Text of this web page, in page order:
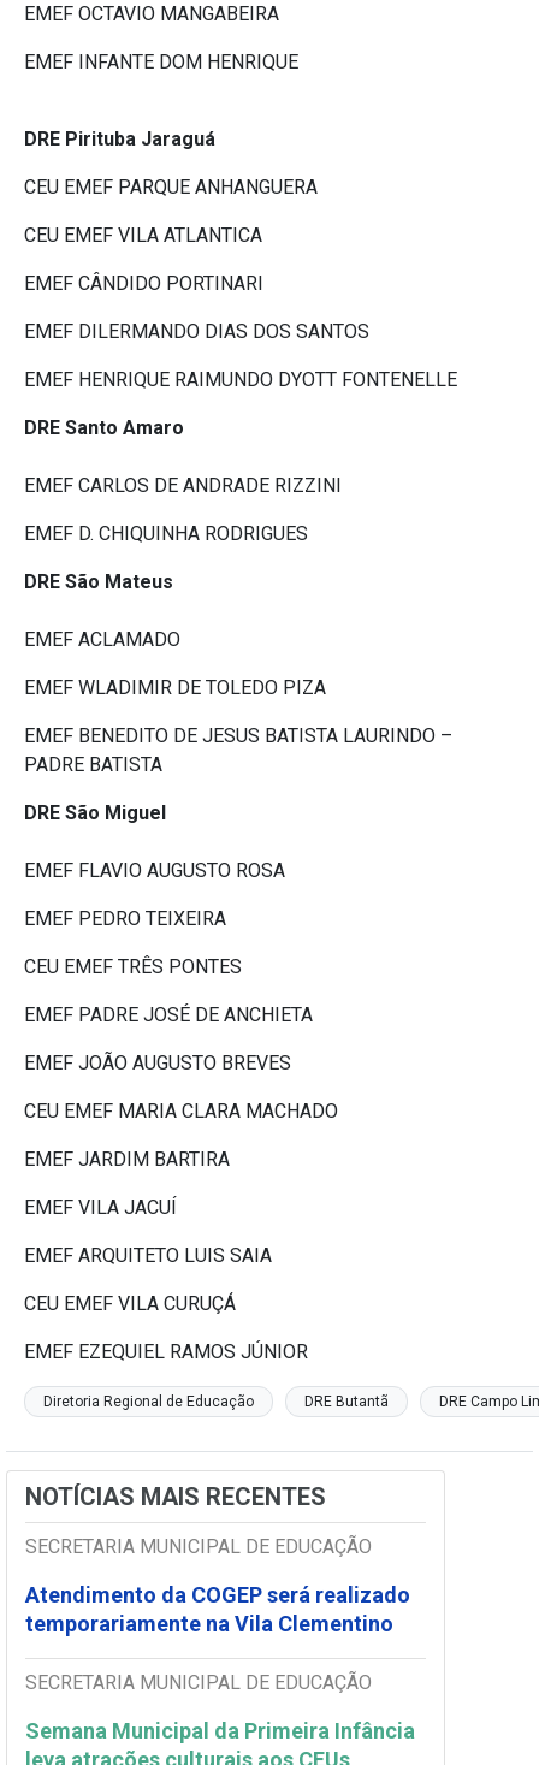
EMEF OCTAVIO MANGABEIRA
EMEF INFANTE DOM HENRIQUE
DRE Pirituba Jaraguá
CEU EMEF PARQUE ANHANGUERA
CEU EMEF VILA ATLANTICA
EMEF CÂNDIDO PORTINARI
EMEF DILERMANDO DIAS DOS SANTOS
EMEF HENRIQUE RAIMUNDO DYOTT FONTENELLE
DRE Santo Amaro
EMEF CARLOS DE ANDRADE RIZZINI
EMEF D. CHIQUINHA RODRIGUES
DRE São Mateus
EMEF ACLAMADO
EMEF WLADIMIR DE TOLEDO PIZA
EMEF BENEDITO DE JESUS BATISTA LAURINDO –
PADRE BATISTA
DRE São Miguel
EMEF FLAVIO AUGUSTO ROSA
EMEF PEDRO TEIXEIRA
CEU EMEF TRÊS PONTES
EMEF PADRE JOSÉ DE ANCHIETA
EMEF JOÃO AUGUSTO BREVES
CEU EMEF MARIA CLARA MACHADO
EMEF JARDIM BARTIRA
EMEF VILA JACUÍ
EMEF ARQUITETO LUIS SAIA
CEU EMEF VILA CURUÇÁ
EMEF EZEQUIEL RAMOS JÚNIOR
Diretoria Regional de Educação DRE Butantã DRE Campo
NOTÍCIAS MAIS RECENTES
SECRETARIA MUNICIPAL DE EDUCAÇÃO
Atendimento da COGEP será realizado
temporariamente na Vila Clementino
SECRETARIA MUNICIPAL DE EDUCAÇÃO
Semana Municipal da Primeira Infância
leva atrações culturais aos CEUs